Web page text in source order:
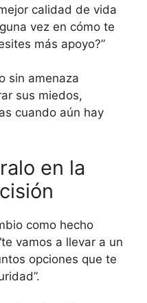
calidad de vida
vez en cómo te
más apoyo?”
sin amenaza
sus miedos,
cuando aún hay
en la
como hecho
vamos a llevar a un
opciones que te